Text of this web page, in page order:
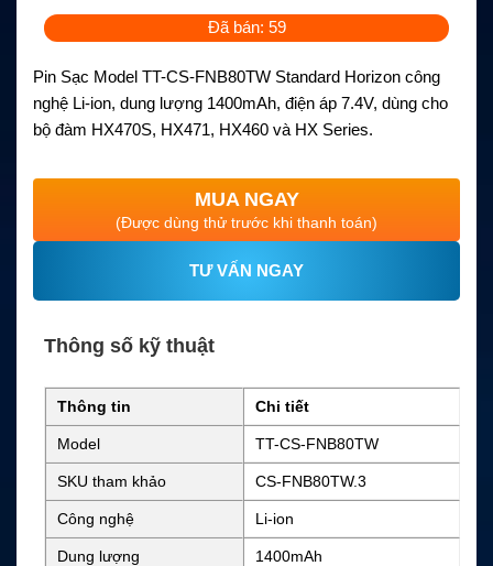
Đã bán: 59
Pin Sạc Model TT-CS-FNB80TW Standard Horizon công
nghệ Li-ion, dung lượng 1400mAh, điện áp 7.4V, dùng cho
bộ đàm HX470S, HX471, HX460 và HX Series.
MUA NGAY
(Được dùng thử trước khi thanh toán)
TƯ VẤN NGAY
Thông số kỹ thuật
Thông tin Chi tiết
Model TT-CS-FNB80TW
SKU tham khảo CS-FNB80TW.3
Công nghệ Li-ion
Dung lượng 1400mAh